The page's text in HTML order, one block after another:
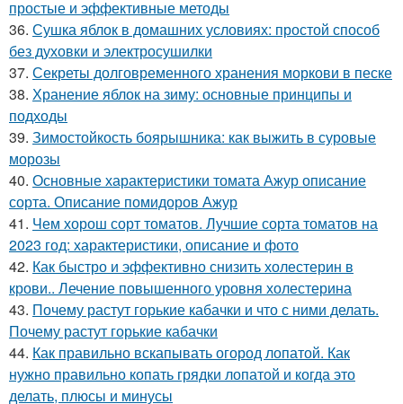
простые и эффективные методы
36. Сушка яблок в домашних условиях: простой способ
без духовки и электросушилки
37. Секреты долговременного хранения моркови в песке
38. Хранение яблок на зиму: основные принципы и
подходы
39. Зимостойкость боярышника: как выжить в суровые
морозы
40. Основные характеристики томата Ажур описание
сорта. Описание помидоров Ажур
41. Чем хорош сорт томатов. Лучшие сорта томатов на
2023 год: характеристики, описание и фото
42. Как быстро и эффективно снизить холестерин в
крови.. Лечение повышенного уровня холестерина
43. Почему растут горькие кабачки и что с ними делать.
Почему растут горькие кабачки
44. Как правильно вскапывать огород лопатой. Как
нужно правильно копать грядки лопатой и когда это
делать, плюсы и минусы